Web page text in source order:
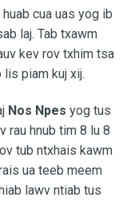
cua uas yog ib
laj. Tab txawm
kev rov txhim tsa
piam kuj xij.
Nos Npes yog tus
rau hnub tim 8 lu 8
tub ntxhais kawm
ua teeb meem
lawv ntiab tus